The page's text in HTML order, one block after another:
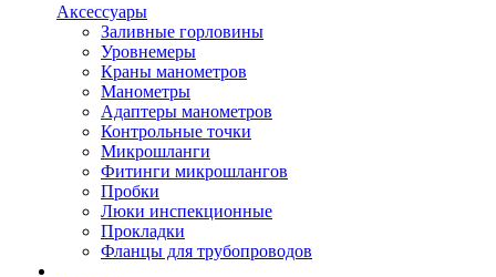
Аксессуары
Заливные горловины
Уровнемеры
Краны манометров
Манометры
Адаптеры манометров
Контрольные точки
Микрошланги
Фитинги микрошлангов
Пробки
Люки инспекционные
Прокладки
Фланцы для трубопроводов